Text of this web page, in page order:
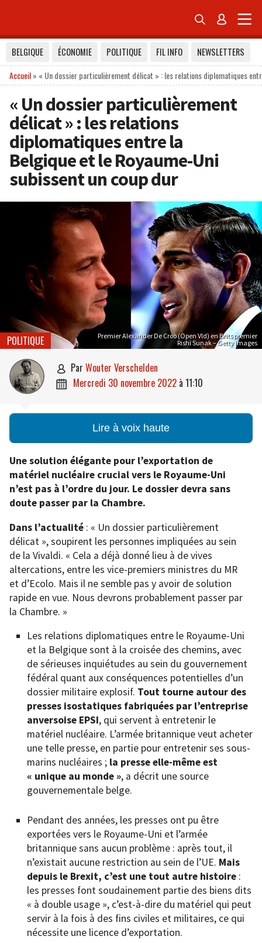
 
BELGIQUE ÉCONOMIE POLITIQUE FIL INFO
NEWSLETTERS
Accueil» « Un dossier particulièrement délicat » : les relations diplomatiques
« Un dossier particulièrement
délicat » : les relations
diplomatiques entre la
Belgique et le Royaume-Uni
subissent un coup dur
Premier Alexander De Croo (Open Vld) en Brits premier
Rishi Sunak – Getty Images
POLITIQUE
 par Wouter Verschelden
 mercredi 30 novembre 2022 à 11:10
Lire à voix haute
Une solution élégante pour l’exportation de
matériel nucléaire crucial vers le Royaume-Uni
n’est pas à l’ordre du jour. Le dossier devra sans
doute passer par la Chambre.
Dans l’actualité : « Un dossier particulièrement
délicat », soupirent les personnes impliquées au sein
de la Vivaldi. « Cela a déjà donné lieu à de vives
altercations, entre les vice-premiers ministres du MR
et d’Ecolo. Mais il ne semble pas y avoir de solution
rapide en vue. Nous devrons probablement passer par
la Chambre. »
Les relations diplomatiques entre le Royaume-Uni
et la Belgique sont à la croisée des chemins, avec
de sérieuses inquiétudes au sein du gouvernement
fédéral quant aux conséquences potentielles d’un
dossier militaire explosif. Tout tourne autour des
presses isostatiques fabriquées par l’entreprise
anversoise EPSI, qui servent à entretenir le
matériel nucléaire. L’armée britannique veut acheter
une telle presse, en partie pour entretenir ses sous-
marins nucléaires ; la presse elle-même est
« unique au monde », a décrit une source
gouvernementale belge.
Pendant des années, les presses ont pu être
exportées vers le Royaume-Uni et l’armée
britannique sans aucun problème : après tout, il
n’existait aucune restriction au sein de l’UE. Mais
depuis le Brexit, c’est une tout autre histoire :
les presses font soudainement partie des biens dits
« à double usage », c’est-à-dire du matériel qui peut
servir à la fois à des fins civiles et militaires, ce qui
nécessite une licence d’exportation.